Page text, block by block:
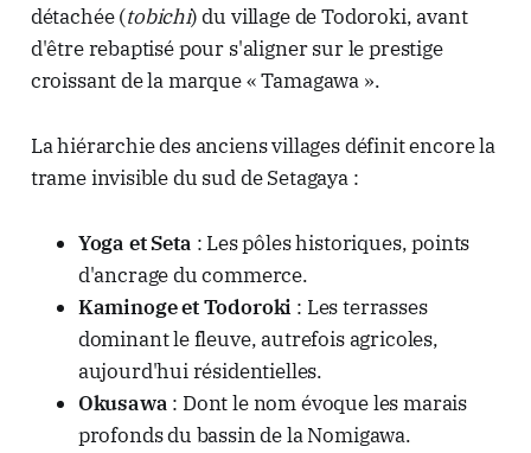
détachée (tobichi) du village de Todoroki, avant
d'être rebaptisé pour s'aligner sur le prestige
croissant de la marque « Tamagawa ».
La hiérarchie des anciens villages définit encore la
trame invisible du sud de Setagaya :
Yoga et Seta : Les pôles historiques, points
d'ancrage du commerce.
Kaminoge et Todoroki : Les terrasses
dominant le fleuve, autrefois agricoles,
aujourd'hui résidentielles.
Okusawa : Dont le nom évoque les marais
profonds du bassin de la Nomigawa.